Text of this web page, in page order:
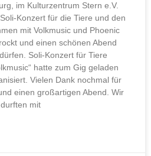
im Kulturzentrum Stern e.V.
Konzert für die Tiere und den
mit Volkmusic und Phoenic
und einen schönen Abend
Soli-Konzert für Tiere
hatte zum Gig geladen
Vielen Dank nochmal für
einen großartigen Abend. Wir
mit